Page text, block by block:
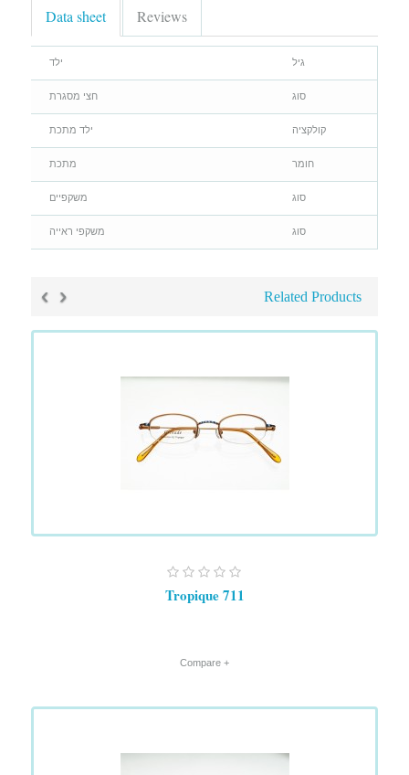
Data sheet Reviews
גיל ילד
סוג חצי מסגרת
קולקציה ילד מתכת
חומר מתכת
סוג משקפיים
סוג משקפי ראייה
Related Products
‹
›
Tropique 711
+ Compare